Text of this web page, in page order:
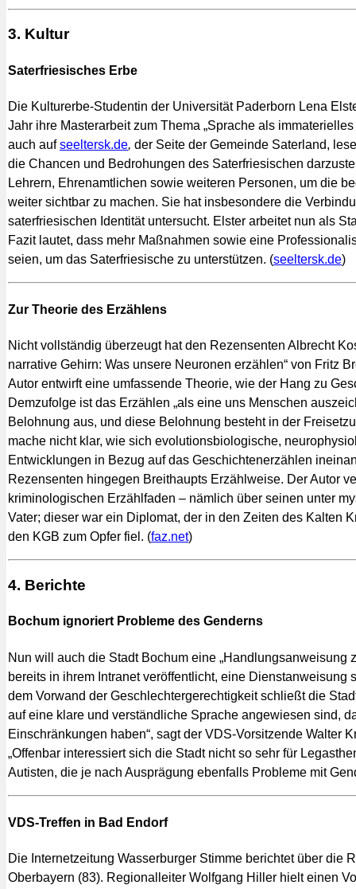
3. Kultur
Saterfriesisches Erbe
Die Kulturerbe-Studentin der Universität Paderborn Lena
Jahr ihre Masterarbeit zum Thema „Sprache als
auch aufseeltersk.de, der Seite der Gemeinde Saterland,
die Chancen und Bedrohungen des Saterfriesischen
Lehrern, Ehrenamtlichen sowie weiteren Personen, um die
weiter sichtbar zu machen. Sie hat insbesondere die
saterfriesischen Identität untersucht. Elster arbeitet nun als
Fazit lautet, dass mehr Maßnahmen sowie eine
seien, um das Saterfriesische zu unterstützen. (seeltersk.de)
Zur Theorie des Erzählens
Nicht vollständig überzeugt hat den Rezensenten Albrecht
narrative Gehirn: Was unsere Neuronen erzählen“ von Fritz
Autor entwirft eine umfassende Theorie, wie der Hang zu
Demzufolge ist das Erzählen „als eine uns Menschen
Belohnung aus, und diese Belohnung besteht in der
mache nicht klar, wie sich evolutionsbiologische,
Entwicklungen in Bezug auf das Geschichtenerzählen
Rezensenten hingegen Breithaupts Erzählweise. Der Autor
kriminologischen Erzählfaden – nämlich über seinen unter
Vater; dieser war ein Diplomat, der in den Zeiten des Kalten
den KGB zum Opfer fiel. (faz.net)
4. Berichte
Bochum ignoriert Probleme des Genderns
Nun will auch die Stadt Bochum eine „Handlungsanweisung
bereits in ihrem Intranet veröffentlicht, eine Dienstanweisung
dem Vorwand der Geschlechtergerechtigkeit schließt die
auf eine klare und verständliche Sprache angewiesen sind,
Einschränkungen haben“, sagt der VDS-Vorsitzende Walter
„Offenbar interessiert sich die Stadt nicht so sehr für
Autisten, die je nach Ausprägung ebenfalls Probleme mit
VDS-Treffen in Bad Endorf
Die Internetzeitung Wasserburger Stimme berichtet über die
Oberbayern (83). Regionalleiter Wolfgang Hiller hielt einen